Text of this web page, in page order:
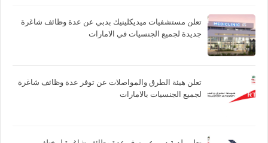
تعلن مستشفيات ميديكلينيك بدبي عن عدة وظائف شاغرة
جديدة لجميع الجنسيات في الامارات
تعلن هيئة الطرق والمواصلات عن توفر عدة وظائف شاغرة
لجميع الجنسيات بالامارات